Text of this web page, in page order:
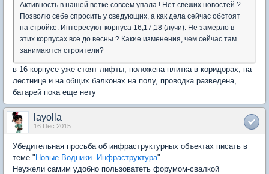
Активность в нашей ветке совсем упала ! Нет свежих новостей ?
Позволю себе спросить у сведующих, а как дела сейчас обстоят
на стройке. Интересуют корпуса 16,17,18 (лучи). Не замерло в
этих корпусах все до весны ? Какие изменения, чем сейчас там
занимаются строители?
в 16 корпусе уже стоят лифты, положена плитка в коридорах, на
лестнице и на общих балконах на полу, проводка разведена,
батарей пока еще нету
layolla
16 Dec 2015
Убедительная просьба об инфраструктурных объектах писать в
теме "Новые Водники. Инфраструктура".
Неужели самим удобно пользоватеть форумом-свалкой